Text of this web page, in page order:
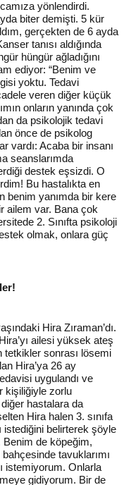
yönlendirdi.
biter demişti. 5 kür
gerçekten de 6 ayda
tanısı aldığında
hüngür ağladığını
ediyor: “Benim ve
yoktu. Tedavi
veren diğer küçük
onların yanında çok
da psikolojik tedavi
önce de psikolog
vardı: Acaba bir insanı
seanslarımda
destek eşsizdi. O
Bu hastalıkta en
benim yanımda bir kere
ailem var. Bana çok
2. Sınıfta psikoloji
olmak, onlara güç
Hira Zıraman’dı.
ailesi yüksek ateş
tetkikler sonrası lösemi
Hira’ya 26 ay
uygulandı ve
kişiliğiyle zorlu
hastalara da
Hira halen 3. sınıfa
istediğini belirterek şöyle
Benim de köpeğim,
tavuklarımı
istemiyorum. Onlarla
gidiyorum. Bir de